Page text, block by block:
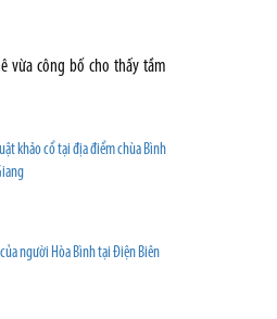
vừa công bố cho thấy tầm
khảo cổ tại địa điểm chùa Bình
người Hòa Bình tại Điện Biên